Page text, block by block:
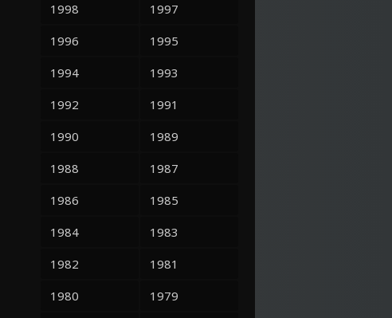
1998
1997
1996
1995
1994
1993
1992
1991
1990
1989
1988
1987
1986
1985
1984
1983
1982
1981
1980
1979